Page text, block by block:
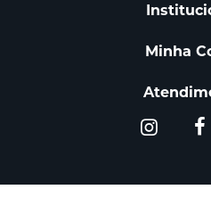
Minha